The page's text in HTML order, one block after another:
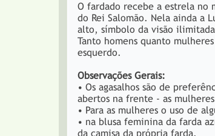
O fardado recebe a estrela no
do Rei Salomão. Nela ainda a
alto, símbolo da visão
Tanto homens quanto
esquerdo.
Observações Gerais:
• Os agasalhos são de
abertos na frente - as
• Para as mulheres o uso de
• na blusa feminina da farda
da camisa da própria farda.